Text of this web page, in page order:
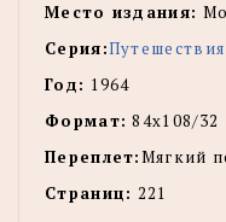
Место издания:
Серия:
Год: 1964
Формат: 84x108/32
Переплет:Мягкий
Страниц: 221